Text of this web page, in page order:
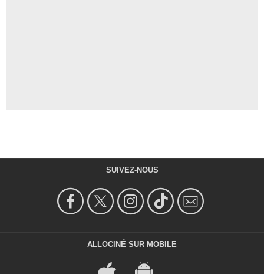
SUIVEZ-NOUS
ALLOCINÉ SUR MOBILE